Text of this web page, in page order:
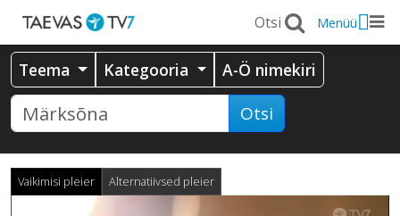
Menüü
Teema Kategooria A-Ö nimekiri
Otsi
Vaikimisi pleier Alternatiivsed pleier